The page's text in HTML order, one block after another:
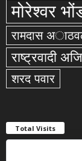
मोरेश्वर
रामदास
राष्ट्रवादी
शरद पवार
Total Visits